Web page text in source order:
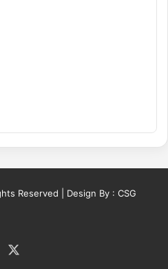
Reserved | Design By : CSG